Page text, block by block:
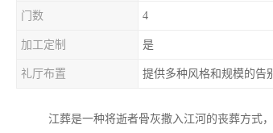
门数 4
加工定制 是
礼厅布置
江葬是一种将逝者骨灰撒入江河的丧葬方式